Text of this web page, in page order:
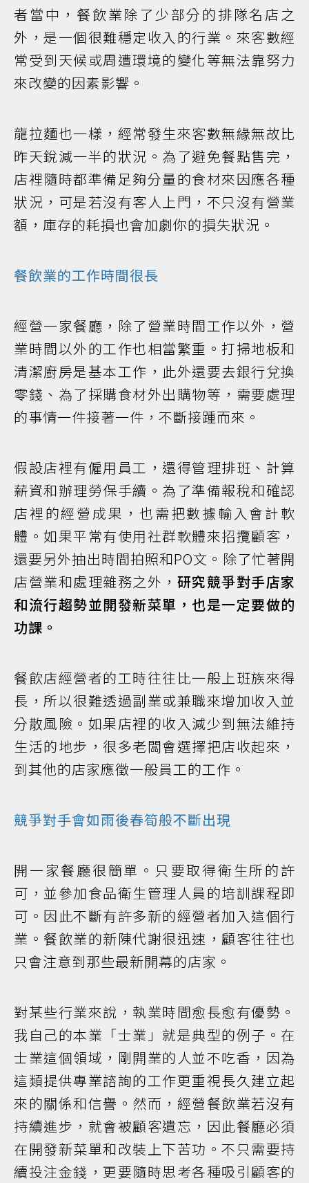
者當中，餐飲業除了少部分的排隊名店之
外，是一個很難穩定收入的行業。來客數經
常受到天候或周遭環境的變化等無法靠努力
來改變的因素影響。
龍拉麵也一樣，經常發生來客數無緣無故比
昨天銳減一半的狀況。為了避免餐點售完，
店裡隨時都準備足夠分量的食材來因應各種
狀況，可是若沒有客人上門，不只沒有營業
額，庫存的耗損也會加劇你的損失狀況。
餐飲業的工作時間很長
經營一家餐廳，除了營業時間工作以外，營
業時間以外的工作也相當繁重。打掃地板和
清潔廚房是基本工作，此外還要去銀行兌換
零錢、為了採購食材外出購物等，需要處理
的事情一件接著一件，不斷接踵而來。
假設店裡有僱用員工，還得管理排班、計算
薪資和辦理勞保手續。為了準備報稅和確認
店裡的經營成果，也需把數據輸入會計軟
體。如果平常有使用社群軟體來招攬顧客，
還要另外抽出時間拍照和PO文。除了忙著開
店營業和處理雜務之外， 研究競爭對手店家
和流行趨勢並開發新菜單，也是一定要做的
功課。
餐飲店經營者的工時往往比一般上班族來得
長，所以很難透過副業或兼職來增加收入並
分散風險。如果店裡的收入減少到無法維持
生活的地步，很多老闆會選擇把店收起來，
到其他的店家應徵一般員工的工作。
競爭對手會如雨後春筍般不斷出現
開一家餐廳很簡單。只要取得衛生所的許
可，並參加食品衛生管理人員的培訓課程即
可。因此不斷有許多新的經營者加入這個行
業。餐飲業的新陳代謝很迅速，顧客往往也
只會注意到那些最新開幕的店家。
對某些行業來說，執業時間愈長愈有優勢。
我自己的本業「士業」就是典型的例子。在
士業這個領域，剛開業的人並不吃香，因為
這類提供專業諮詢的工作更重視長久建立起
來的關係和信譽。然而，經營餐飲業若沒有
持續進步，就會被顧客遺忘，因此餐廳必須
在開發新菜單和改裝上下苦功。不只需要持
續投注金錢，更要隨時思考各種吸引顧客的